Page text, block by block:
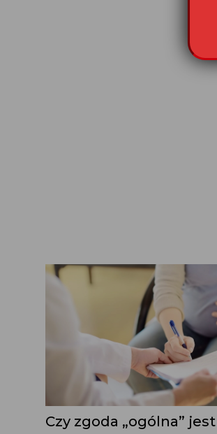
Czy zgoda „ogólna”